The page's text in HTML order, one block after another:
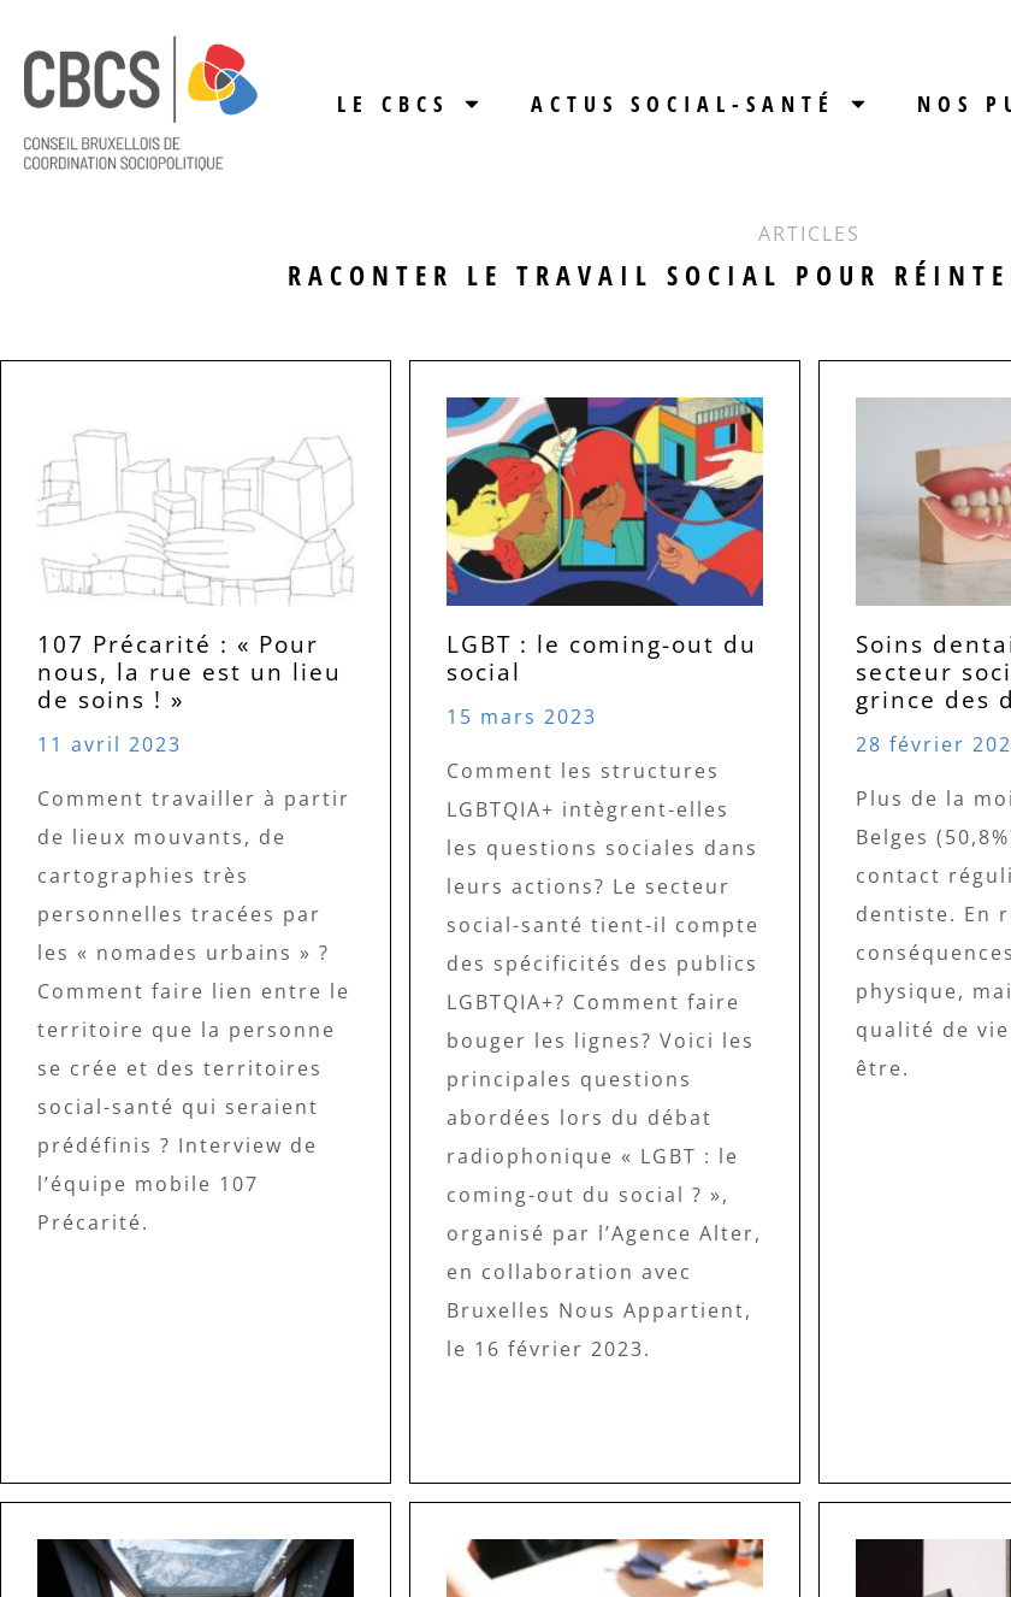
LE CBCS ACTUS SOCIAL-SANTÉ NOS
ARTICLES
RACONTER LE TRAVAIL SOCIAL POUR
107 Précarité : « Pour
nous, la rue est un lieu
de soins ! »
11 avril 2023
Comment travailler à partir
de lieux mouvants, de
cartographies très
personnelles tracées par
les « nomades urbains » ?
Comment faire lien entre le
territoire que la personne
se crée et des territoires
social-santé qui seraient
prédéfinis ? Interview de
l’équipe mobile 107
Précarité.
LGBT : le coming-out du
social
15 mars 2023
Comment les structures
LGBTQIA+ intègrent-elles
les questions sociales dans
leurs actions? Le secteur
social-santé tient-il compte
des spécificités des publics
LGBTQIA+? Comment faire
bouger les lignes? Voici les
principales questions
abordées lors du débat
radiophonique « LGBT : le
coming-out du social ? »,
organisé par l’Agence Alter,
en collaboration avec
Bruxelles Nous Appartient,
le 16 février 2023.
Soins
secteur
grince des
28 février
Plus de la
Belges
contact
dentiste. En
physique,
qualité de
être.